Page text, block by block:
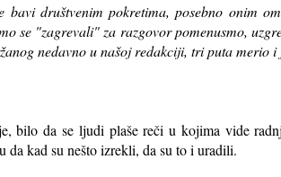
bavi društvenim pokretima, posebno onim
se "zagrevali" za razgovor pomenusmo,
nedavno u našoj redakciji, tri puta merio i
bilo da se ljudi plaše reči u kojima vide
da kad su nešto izrekli, da su to i uradili.